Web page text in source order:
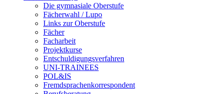
Die gymnasiale Oberstufe
Fächerwahl / Lupo
Links zur Oberstufe
Fächer
Facharbeit
Projektkurse
Entschuldigungsverfahren
UNI-TRAINEES
POL&IS
Fremdsprachenkorrespondent